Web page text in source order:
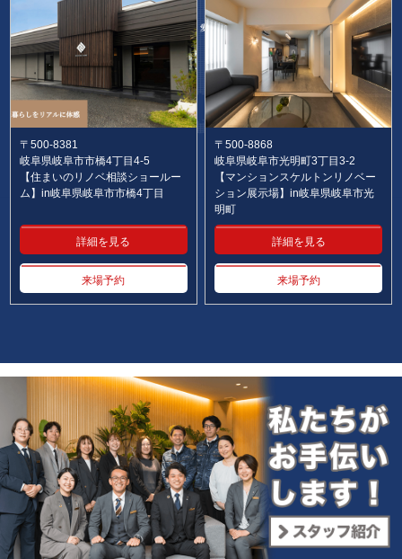
〒500-8381
岐阜県岐阜市市橋4丁目4-5
【住まいのリノベ相談ショールー
ム】in岐阜県岐阜市市橋4丁目
詳細を見る
来場予約
〒500-8868
岐阜県岐阜市光明町3丁目3-2
【マンションスケルトンリノベー
ション展示場】in岐阜県岐阜市光
明町
詳細を見る
来場予約